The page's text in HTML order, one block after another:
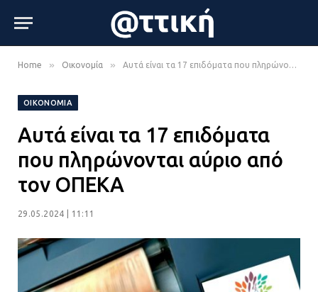
Home » Οικονομία » Αυτά είναι τα 17 επιδόματα που πληρώνονται αύριο από τον ΟΠΕΚΑ
ΟΙΚΟΝΟΜΊΑ
Αυτά είναι τα 17 επιδόματα
που πληρώνονται αύριο από
τον ΟΠΕΚΑ
29.05.2024 | 11:11